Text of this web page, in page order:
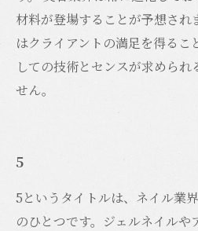
材料が登場することが予想され
はクライアントの満足を得るこ
しての技術とセンスが求めら
せん。
5
5というタイトルは、ネイル業
のひとつです。ジェルネイル